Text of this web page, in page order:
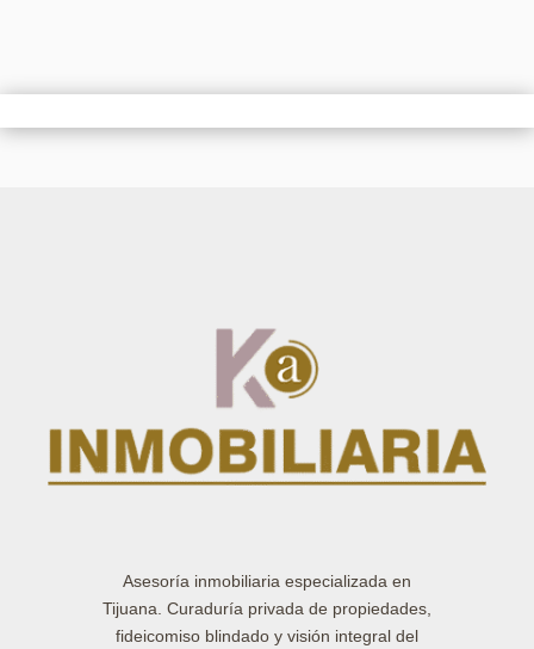
Asesoría inmobiliaria especializada en
Tijuana. Curaduría privada de propiedades,
fideicomiso blindado y visión integral del